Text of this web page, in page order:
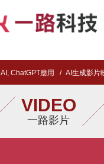
AI, ChatGPT應用 AI生成影片
VIDEO
一路影片